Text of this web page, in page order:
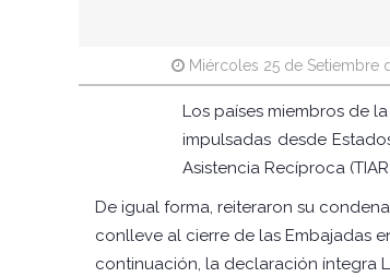
Miércoles 25 de Setiembre
Los países miembros de
impulsadas desde
Asistencia Recíproca
De igual forma, reiteraron su
conlleve al cierre de las Embajadas
continuación, la declaración íntegra